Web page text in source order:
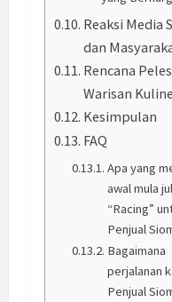
Reaksi Media
dan
Rencana
Warisan
Kesimpulan
FAQ
Apa yang
awal mula
“Racing”
Penjual
Bagaimana
perjalanan
Penjual